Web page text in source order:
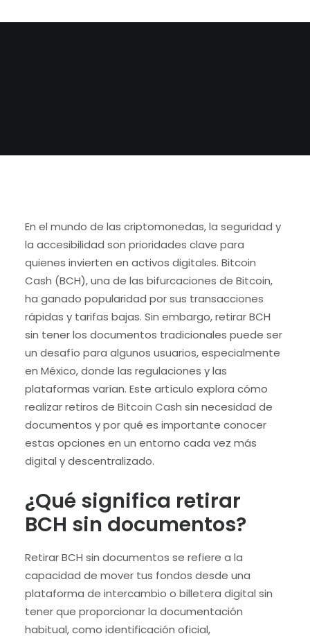
En el mundo de las criptomonedas, la seguridad y
la accesibilidad son prioridades clave para
quienes invierten en activos digitales. Bitcoin
Cash (BCH), una de las bifurcaciones de Bitcoin,
ha ganado popularidad por sus transacciones
rápidas y tarifas bajas. Sin embargo, retirar BCH
sin tener los documentos tradicionales puede ser
un desafío para algunos usuarios, especialmente
en México, donde las regulaciones y las
plataformas varían. Este artículo explora cómo
realizar retiros de Bitcoin Cash sin necesidad de
documentos y por qué es importante conocer
estas opciones en un entorno cada vez más
digital y descentralizado.
¿Qué significa retirar
BCH sin documentos?
Retirar BCH sin documentos se refiere a la
capacidad de mover tus fondos desde una
plataforma de intercambio o billetera digital sin
tener que proporcionar la documentación
habitual, como identificación oficial,